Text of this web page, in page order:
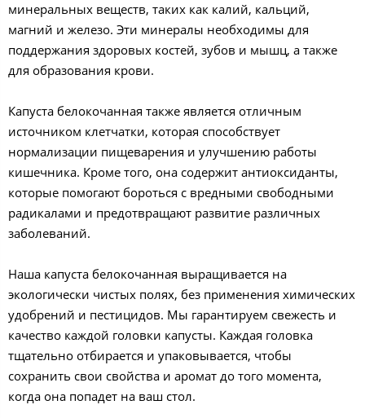
минеральных веществ, таких как калий, кальций,
магний и железо. Эти минералы необходимы для
поддержания здоровых костей, зубов и мышц, а также
для образования крови.
Капуста белокочанная также является отличным
источником клетчатки, которая способствует
нормализации пищеварения и улучшению работы
кишечника. Кроме того, она содержит антиоксиданты,
которые помогают бороться с вредными свободными
радикалами и предотвращают развитие различных
заболеваний.
Наша капуста белокочанная выращивается на
экологически чистых полях, без применения химических
удобрений и пестицидов. Мы гарантируем свежесть и
качество каждой головки капусты. Каждая головка
тщательно отбирается и упаковывается, чтобы
сохранить свои свойства и аромат до того момента,
когда она попадет на ваш стол.